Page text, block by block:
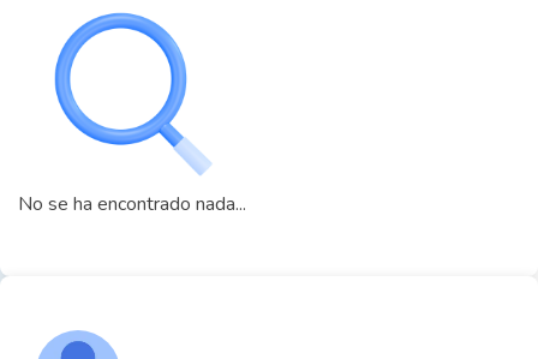
No se ha encontrado nada...